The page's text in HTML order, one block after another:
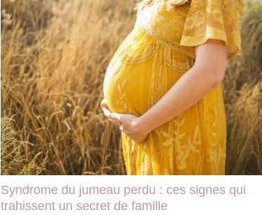
Syndrome du jumeau perdu : ces signes qui
trahissent un secret de famille